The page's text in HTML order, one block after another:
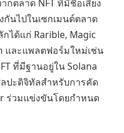
กตลาด NFT ที่มีชื่อเสียง
นไปในเซกเมนต์ตลาด
ได้แก่ Rarible, Magic
และแพลตฟอร์มใหม่เช่น
ที่มีฐานอยู่ใน Solana
ปะดิจิทัลสำหรับการคัด
ร่วมแข่งขันโดยกำหนด